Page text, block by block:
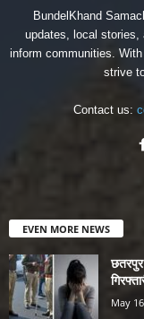
BundelKhand
updates, local stories,
inform communities.
strive
Contact us:
EVEN MORE NEWS
छतरपुर
May